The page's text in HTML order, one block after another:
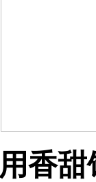
香甜